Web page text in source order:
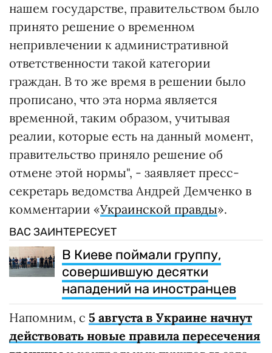
нашем государстве, правительством было
принято решение о временном
непривлечении к административной
ответственности такой категории
граждан. В то же время в решении было
прописано, что эта норма является
временной, таким образом, учитывая
реалии, которые есть на данный момент,
правительство приняло решение об
отмене этой нормы", - заявляет пресс-
секретарь ведомства Андрей Демченко в
комментарии «Украинской правды».
ВАС ЗАИНТЕРЕСУЕТ
В Киеве поймали группу,
совершившую десятки
нападений на иностранцев
Напомним, с 5 августа в Украине начнут
действовать новые правила пересечения